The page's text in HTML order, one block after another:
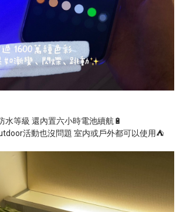
水等級 還內置六小時電池續航🔋
活動也沒問題 室内或戶外都可以使用⛺️